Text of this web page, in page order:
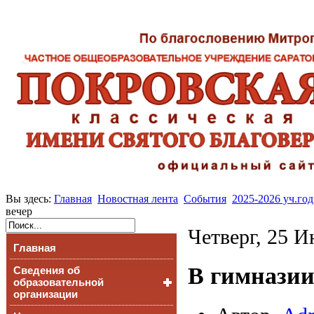
Вы здесь: Главная Новостная лента События 2025-2026 уч.год
вечер
Главная
Сведения об
образовательной
организации
Четверг, 25
В